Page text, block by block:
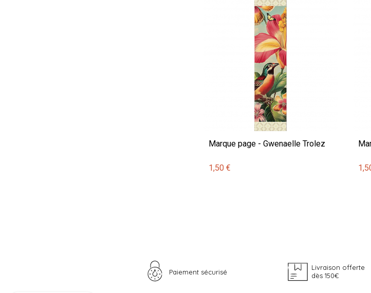
Marque page - Gwenaelle Trolez
1,50 €
Paiement sécurisé
Livraison offerte
dès 150€